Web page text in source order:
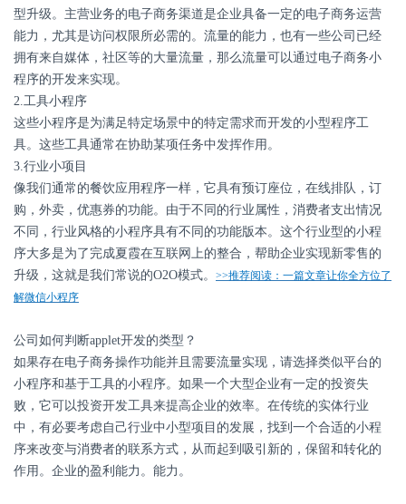
型升级。主营业务的电子商务渠道是企业具备一定的电子商务运营
能力，尤其是访问权限所必需的。流量的能力，也有一些公司已经
拥有来自媒体，社区等的大量流量，那么流量可以通过电子商务小
程序的开发来实现。
2.工具小程序
这些小程序是为满足特定场景中的特定需求而开发的小型程序工
具。这些工具通常在协助某项任务中发挥作用。
3.行业小项目
像我们通常的餐饮应用程序一样，它具有预订座位，在线排队，订
购，外卖，优惠券的功能。由于不同的行业属性，消费者支出情况
不同，行业风格的小程序具有不同的功能版本。这个行业型的小程
序大多是为了完成夏霞在互联网上的整合，帮助企业实现新零售的
升级，这就是我们常说的O2O模式。 >>推荐阅读： 一篇文章让你全方位了
解微信小程序
公司如何判断applet开发的类型？
如果存在电子商务操作功能并且需要流量实现，请选择类似平台的
小程序和基于工具的小程序。如果一个大型企业有一定的投资失
败，它可以投资开发工具来提高企业的效率。在传统的实体行业
中，有必要考虑自己行业中小型项目的发展，找到一个合适的小程
序来改变与消费者的联系方式，从而起到吸引新的，保留和转化的
作用。企业的盈利能力。能力。